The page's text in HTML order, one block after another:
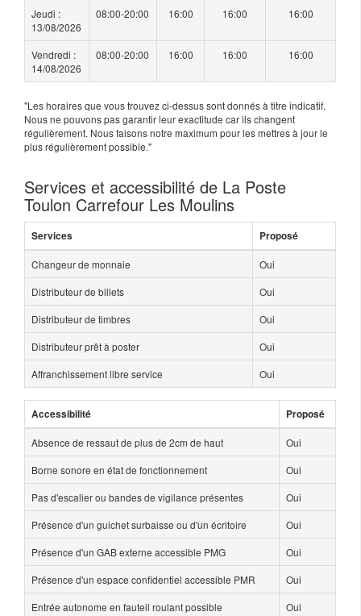
Jeudi :
13/08/2026
08:00-20:00 16:00 16:00 16:00
Vendredi :
14/08/2026
08:00-20:00 16:00 16:00 16:00
"Les horaires que vous trouvez ci-dessus sont donnés à titre indicatif.
Nous ne pouvons pas garantir leur exactitude car ils changent
régulièrement. Nous faisons notre maximum pour les mettres à jour le
plus régulièrement possible."
Services et accessibilité de La Poste
Toulon Carrefour Les Moulins
Services Proposé
Changeur de monnaie
Oui
Distributeur de billets
Oui
Distributeur de timbres
Oui
Distributeur prêt à poster
Oui
Affranchissement libre service
Oui
Accessibilité Proposé
Absence de ressaut de plus de 2cm de haut
Oui
Borne sonore en état de fonctionnement
Oui
Pas d'escalier ou bandes de vigilance présentes
Oui
Présence d'un guichet surbaisse ou d'un écritoire
Oui
Présence d'un GAB externe accessible PMG
Oui
Présence d'un espace confidentiel accessible PMR
Oui
Entrée autonome en fauteil roulant possible
Oui